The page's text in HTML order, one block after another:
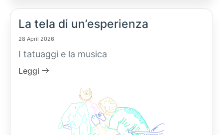
La tela di un’esperienza
28 April 2026
I tatuaggi e la musica
Leggi